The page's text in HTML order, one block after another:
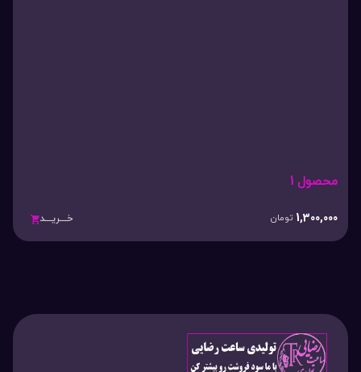
محصول 1
1,300,000 تومان خـــریـــد